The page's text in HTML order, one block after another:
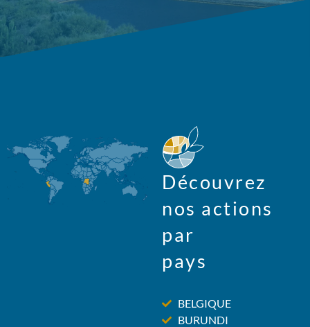
Découvrez
nos actions
par
pays
BELGIQUE
BURUNDI